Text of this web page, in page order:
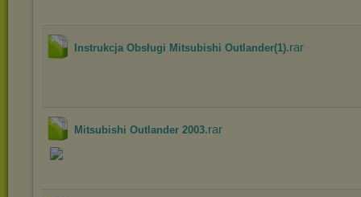
Instrukcja Obsługi Mitsubishi Outlander(1).rar
Mitsubishi Outlander 2003.rar